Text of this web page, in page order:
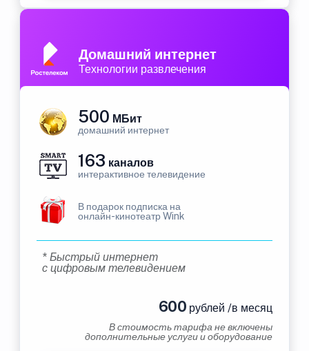
Домашний интернет
Технологии развлечения
500 МБит
домашний интернет
163 каналов
интерактивное телевидение
В подарок подписка на
онлайн-кинотеатр Wink
* Быстрый интернет
с цифровым телевидением
600 рублей /в месяц
В стоимость тарифа не включены
дополнительные услуги и оборудование